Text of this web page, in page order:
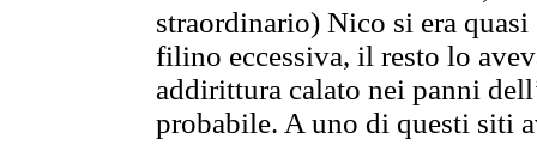
straordinario) Nico si era quasi
filino eccessiva, il resto lo
addirittura calato nei panni
probabile. A uno di questi siti